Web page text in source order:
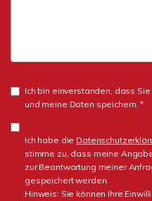
Ich bin einverstanden, dass
und meine Daten speichern. *
Ich habe die
stimme zu, dass meine
zur Beantwortung meiner
gespeichert werden.
Hinweis: Sie können Ihre